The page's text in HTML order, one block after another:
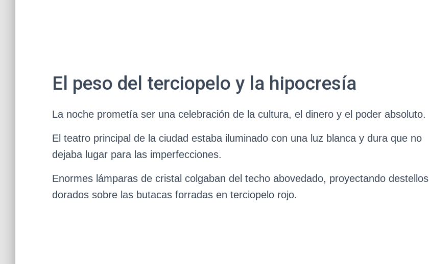
El peso del terciopelo y la hipocresía
La noche prometía ser una celebración de la cultura, el dinero y el poder absoluto.
El teatro principal de la ciudad estaba iluminado con una luz blanca y dura que no
dejaba lugar para las imperfecciones.
Enormes lámparas de cristal colgaban del techo abovedado, proyectando destellos
dorados sobre las butacas forradas en terciopelo rojo.